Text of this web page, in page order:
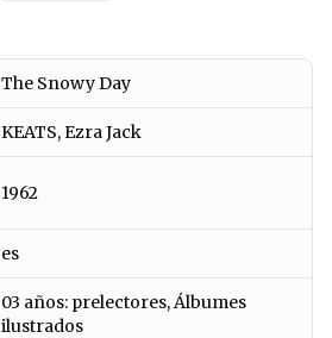
The Snowy Day
KEATS, Ezra Jack
1962
es
03 años: prelectores, Álbumes
ilustrados